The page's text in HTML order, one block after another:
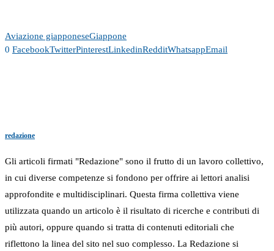
Aviazione giapponeseGiappone
0 FacebookTwitterPinterestLinkedinRedditWhatsappEmail
redazione
Gli articoli firmati "Redazione" sono il frutto di un lavoro collettivo,
in cui diverse competenze si fondono per offrire ai lettori analisi
approfondite e multidisciplinari. Questa firma collettiva viene
utilizzata quando un articolo è il risultato di ricerche e contributi di
più autori, oppure quando si tratta di contenuti editoriali che
riflettono la linea del sito nel suo complesso. La Redazione si